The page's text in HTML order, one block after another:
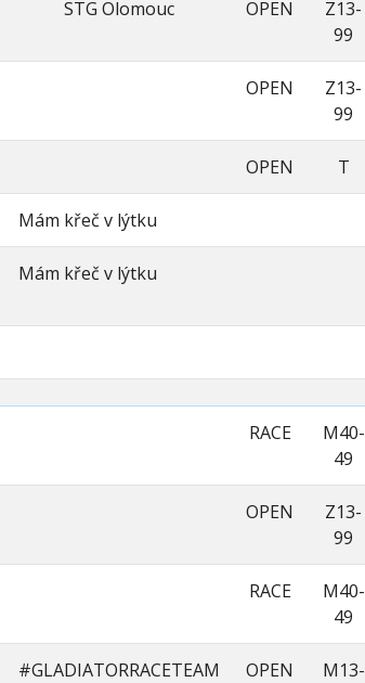
STG Olomouc OPEN
Z13-
99
OPEN
Z13-
99
OPEN T
Mám křeč v lýtku
Mám křeč v lýtku
RACE
M40-
49
OPEN
Z13-
99
RACE
M40-
49
#GLADIATORRACETEAM OPEN
M13-